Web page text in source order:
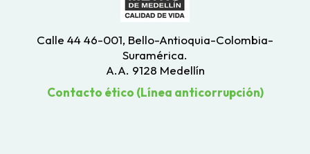
Calle 44 46-001, Bello-Antioquia-Colombia-
Suramérica.
A.A. 9128 Medellín
Contacto ético (Línea anticorrupción)